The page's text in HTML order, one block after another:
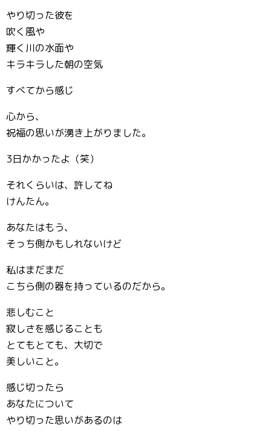
やり切った彼を
吹く風や
輝く川の水面や
キラキラした朝の空気
すべてから感じ
心から、
祝福の思いが湧き上がりました。
3日かかったよ（笑）
それくらいは、許してね
けんたん。
あなたはもう、
そっち側かもしれないけど
私はまだまだ
こちら側の器を持っているのだから。
悲しむこと
寂しさを感じることも
とてもとても、大切で
美しいこと。
感じ切ったら
あなたについて
やり切った思いがあるのは